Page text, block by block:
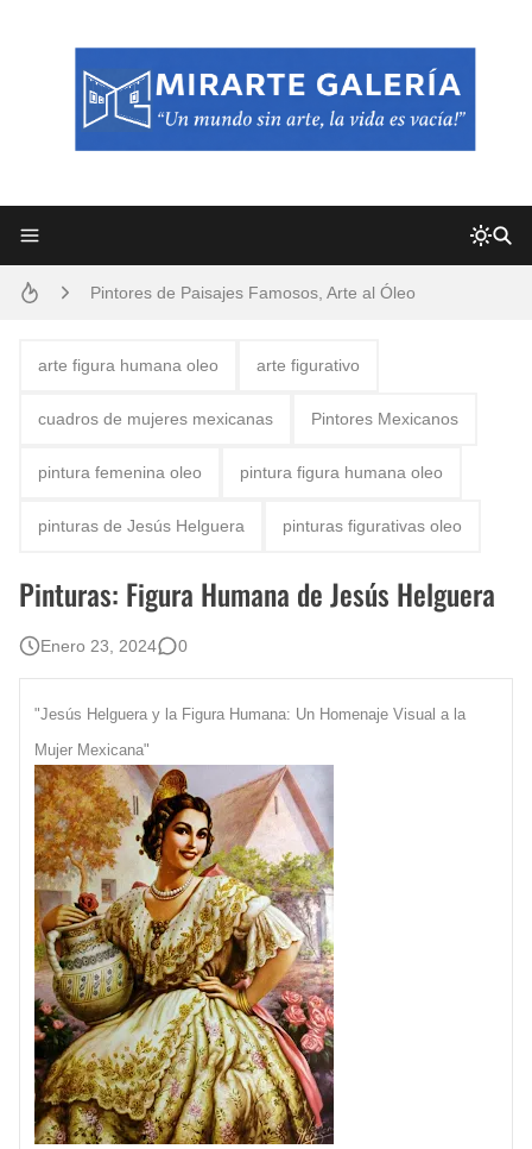
Pintores de Paisajes Famosos, Arte al Óleo
Que significan los cuadros de negras africanas?
El mundo del arte en pintura surrealista
arte figura humana oleo arte figurativo
cuadros de mujeres mexicanas Pintores Mexicanos
pintura femenina oleo pintura figura humana oleo
pinturas de Jesús Helguera pinturas figurativas oleo
Pinturas: Figura Humana de Jesús Helguera
Enero 23, 2024 0
"Jesús Helguera y la Figura Humana: Un Homenaje Visual a la
Mujer Mexicana"